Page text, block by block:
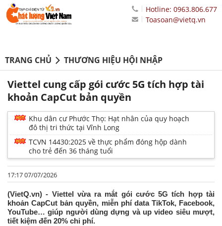
Hotline: 0963.806.677
Toasoan@vietq.vn
TRANG CHỦ THƯƠNG HIỆU HỘI NHẬP
Viettel cung cấp gói cước 5G tích hợp tài
khoản CapCut bản quyền
Khu dân cư Phước Thọ: Hạt nhân của quy hoạch
đô thị tri thức tại Vĩnh Long
TCVN 14430:2025 về thực phẩm đóng hộp dành
cho trẻ đến 36 tháng tuổi
17:17 07/07/2026
(VietQ.vn) - Viettel vừa ra mắt gói cước 5G tích hợp tài
khoản CapCut bản quyền, miễn phí data TikTok, Facebook,
YouTube… giúp người dùng dựng và up video siêu mượt,
tiết kiệm đến 20% chi phí.